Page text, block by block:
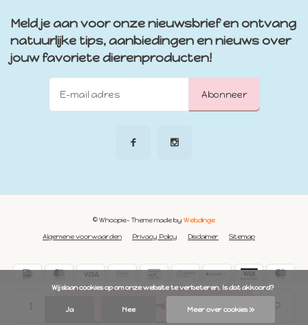
Mail mij
Meld je aan voor onze nieuwsbrief en ontvang
natuurlijke tips, aanbiedingen en nieuws over
jouw favoriete dierenproducten!
Abonneer
Algemene voorwaarden Privacy Policy Disclaimer Sitemap
© Whoopie- Theme made by Webdinge
Ja Nee Meer over cookies »